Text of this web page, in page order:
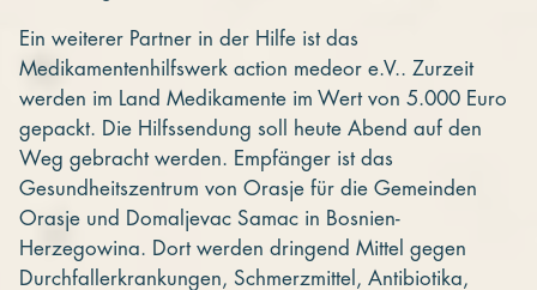
Ein weiterer Partner in der Hilfe ist das
Medikamentenhilfswerk action medeor e.V.. Zurzeit
werden im Land Medikamente im Wert von 5.000 Euro
gepackt. Die Hilfssendung soll heute Abend auf den
Weg gebracht werden. Empfänger ist das
Gesundheitszentrum von Orasje für die Gemeinden
Orasje und Domaljevac Samac in Bosnien-
Herzegowina. Dort werden dringend Mittel gegen
Durchfallerkrankungen, Schmerzmittel, Antibiotika,